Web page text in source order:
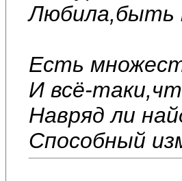
Любила,быть
Есть
И всё-
Навряд ли
Способный